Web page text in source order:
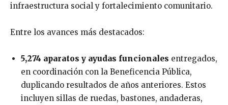
infraestructura social y fortalecimiento comunitario.
Entre los avances más destacados:
5,274 aparatos y ayudas funcionales entregados,
en coordinación con la Beneficencia Pública,
duplicando resultados de años anteriores. Estos
incluyen sillas de ruedas, bastones, andaderas,